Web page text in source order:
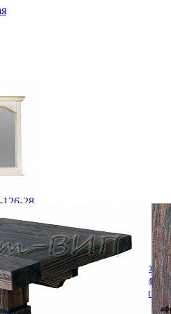
28
подъемным механизмом
с подъемным механизмом
с подъемным механизмом
с подъемным